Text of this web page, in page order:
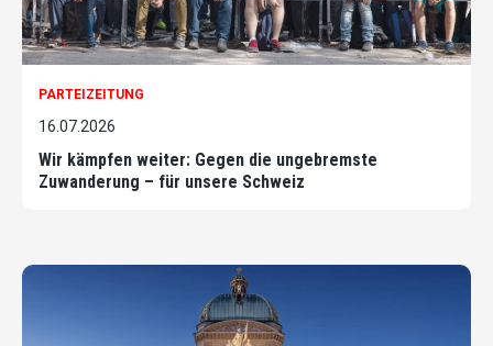
PARTEIZEITUNG
16.07.2026
Wir kämpfen weiter: Gegen die ungebremste
Zuwanderung – für unsere Schweiz